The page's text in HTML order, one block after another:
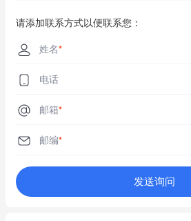
请添加联系方式以便联系您：
姓名*
电话
邮箱*
邮编*
发送询问